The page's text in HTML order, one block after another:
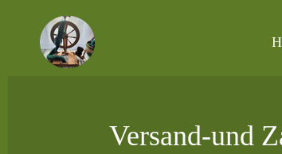
Hauptinhalt
Versand-und